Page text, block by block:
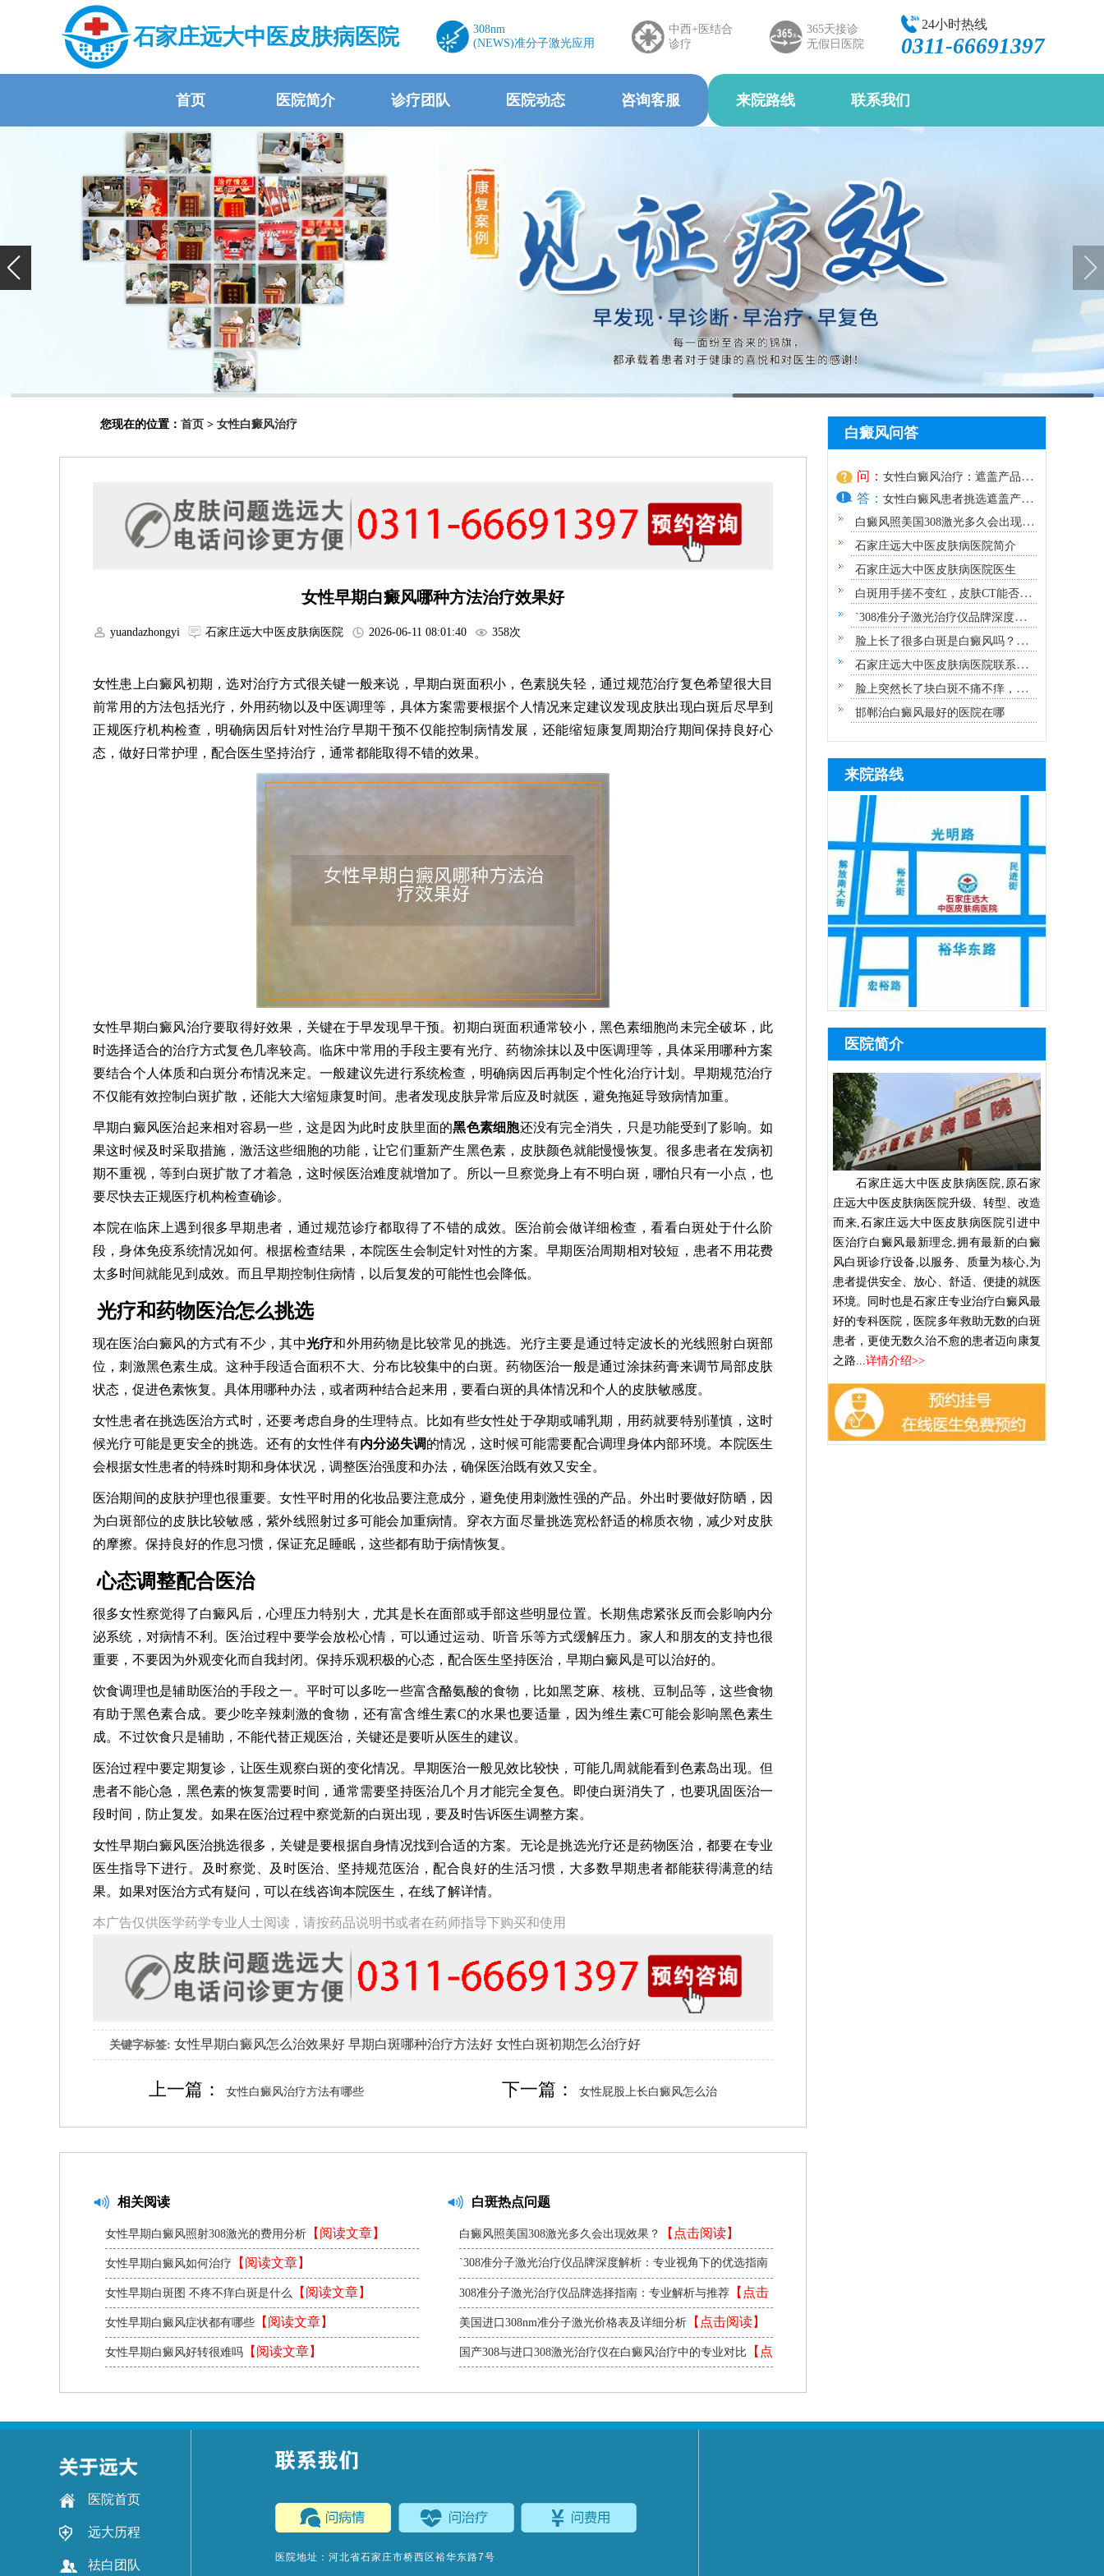
石家庄远大中医皮肤病医院
308nm
(NEWS)准分子激光应用
中西+医结合
诊疗
365天接诊
无假日医院
24小时热线
0311-66691397
首页 医院简介 诊疗团队 医院动态 咨询客服 来院路线 联系我们
您现在的位置： 首页 > 女性白癜风治疗
女性早期白癜风哪种方法治疗效果好
yuandazhongyi 石家庄远大中医皮肤病医院 2026-06-11 08:01:40 358次
女性患上白癜风初期，选对治疗方式很关键一般来说，早期白斑面积小，色素脱失轻，通过规范治疗复色希望很大目
前常用的方法包括光疗，外用药物以及中医调理等，具体方案需要根据个人情况来定建议发现皮肤出现白斑后尽早到
正规医疗机构检查，明确病因后针对性治疗早期干预不仅能控制病情发展，还能缩短康复周期治疗期间保持良好心
态，做好日常护理，配合医生坚持治疗，通常都能取得不错的效果。
女性早期白癜风治疗要取得好效果，关键在于早发现早干预。初期白斑面积通常较小，黑色素细胞尚未完全破坏，此
时选择适合的治疗方式复色几率较高。临床中常用的手段主要有光疗、药物涂抹以及中医调理等，具体采用哪种方案
要结合个人体质和白斑分布情况来定。一般建议先进行系统检查，明确病因后再制定个性化治疗计划。早期规范治疗
不仅能有效控制白斑扩散，还能大大缩短康复时间。患者发现皮肤异常后应及时就医，避免拖延导致病情加重。
早期白癜风医治起来相对容易一些，这是因为此时皮肤里面的黑色素细胞还没有完全消失，只是功能受到了影响。如
果这时候及时采取措施，激活这些细胞的功能，让它们重新产生黑色素，皮肤颜色就能慢慢恢复。很多患者在发病初
期不重视，等到白斑扩散了才着急，这时候医治难度就增加了。所以一旦察觉身上有不明白斑，哪怕只有一小点，也
要尽快去正规医疗机构检查确诊。
本院在临床上遇到很多早期患者，通过规范诊疗都取得了不错的成效。医治前会做详细检查，看看白斑处于什么阶
段，身体免疫系统情况如何。根据检查结果，本院医生会制定针对性的方案。早期医治周期相对较短，患者不用花费
太多时间就能见到成效。而且早期控制住病情，以后复发的可能性也会降低。
光疗和药物医治怎么挑选
现在医治白癜风的方式有不少，其中光疗和外用药物是比较常见的挑选。光疗主要是通过特定波长的光线照射白斑部
位，刺激黑色素生成。这种手段适合面积不大、分布比较集中的白斑。药物医治一般是通过涂抹药膏来调节局部皮肤
状态，促进色素恢复。具体用哪种办法，或者两种结合起来用，要看白斑的具体情况和个人的皮肤敏感度。
女性患者在挑选医治方式时，还要考虑自身的生理特点。比如有些女性处于孕期或哺乳期，用药就要特别谨慎，这时
候光疗可能是更安全的挑选。还有的女性伴有内分泌失调的情况，这时候可能需要配合调理身体内部环境。本院医生
会根据女性患者的特殊时期和身体状况，调整医治强度和办法，确保医治既有效又安全。
医治期间的皮肤护理也很重要。女性平时用的化妆品要注意成分，避免使用刺激性强的产品。外出时要做好防晒，因
为白斑部位的皮肤比较敏感，紫外线照射过多可能会加重病情。穿衣方面尽量挑选宽松舒适的棉质衣物，减少对皮肤
的摩擦。保持良好的作息习惯，保证充足睡眠，这些都有助于病情恢复。
心态调整配合医治
很多女性察觉得了白癜风后，心理压力特别大，尤其是长在面部或手部这些明显位置。长期焦虑紧张反而会影响内分
泌系统，对病情不利。医治过程中要学会放松心情，可以通过运动、听音乐等方式缓解压力。家人和朋友的支持也很
重要，不要因为外观变化而自我封闭。保持乐观积极的心态，配合医生坚持医治，早期白癜风是可以治好的。
饮食调理也是辅助医治的手段之一。平时可以多吃一些富含酪氨酸的食物，比如黑芝麻、核桃、豆制品等，这些食物
有助于黑色素合成。要少吃辛辣刺激的食物，还有富含维生素C的水果也要适量，因为维生素C可能会影响黑色素生
成。不过饮食只是辅助，不能代替正规医治，关键还是要听从医生的建议。
医治过程中要定期复诊，让医生观察白斑的变化情况。早期医治一般见效比较快，可能几周就能看到色素岛出现。但
患者不能心急，黑色素的恢复需要时间，通常需要坚持医治几个月才能完全复色。即使白斑消失了，也要巩固医治一
段时间，防止复发。如果在医治过程中察觉新的白斑出现，要及时告诉医生调整方案。
女性早期白癜风医治挑选很多，关键是要根据自身情况找到合适的方案。无论是挑选光疗还是药物医治，都要在专业
医生指导下进行。及时察觉、及时医治、坚持规范医治，配合良好的生活习惯，大多数早期患者都能获得满意的结
果。如果对医治方式有疑问，可以在线咨询本院医生，在线了解详情。
本广告仅供医学药学专业人士阅读，请按药品说明书或者在药师指导下购买和使用
关键字标签: 女性早期白癜风怎么治效果好 早期白斑哪种治疗方法好 女性白斑初期怎么治疗好
上一篇： 女性白癜风治疗方法有哪些 下一篇：女性屁股上长白癜风怎么治
相关阅读
女性早期白癜风照射308激光的费用分析 【阅读文章】
女性早期白癜风如何治疗 【阅读文章】
女性早期白斑图 不疼不痒白斑是什么 【阅读文章】
女性早期白癜风症状都有哪些 【阅读文章】
女性早期白癜风好转很难吗 【阅读文章】
白斑热点问题
白癜风照美国308激光多久会出现效果？ 【点击阅读】
`308准分子激光治疗仪品牌深度解析：专业视角下的优选指南
`【点击阅读】
308准分子激光治疗仪品牌选择指南：专业解析与推荐【点击
阅读】
美国进口308nm准分子激光价格表及详细分析【点击阅读】
国产308与进口308激光治疗仪在白癜风治疗中的专业对比 【点
白癜风问答
问： 女性白癜风治疗：遮盖产品选
择安全标准是什么
答： 女性白癜风患者挑选遮盖产
品，安全
白癜风照美国308激光多久会出现效
果？
石家庄远大中医皮肤病医院简介
石家庄远大中医皮肤病医院医生
白斑用手搓不变红，皮肤CT能否确
诊白癜风？
`308准分子激光治疗仪品牌深度解
析：专业视角下的优选指南`
脸上长了很多白斑是白癜风吗？需
要做哪些检查？
石家庄远大中医皮肤病医院联系方
式地址
脸上突然长了块白斑不痛不痒，原
因及应对指南
邯郸治白癜风最好的医院在哪
来院路线
医院简介
石家庄远大中医皮肤病医院,原石家
庄远大中医皮肤病医院升级、转型、改造
而来,石家庄远大中医皮肤病医院引进中
医治疗白癜风最新理念,拥有最新的白癜
风白斑诊疗设备,以服务、质量为核心,为
患者提供安全、放心、舒适、便捷的就医
环境。同时也是石家庄专业治疗白癜风最
好的专科医院，医院多年救助无数的白斑
患者，更使无数久治不愈的患者迈向康复
之路...详情介绍>>
医院首页
远大历程
祛白团队
医院地址：河北省石家庄市桥西区裕华东路7号